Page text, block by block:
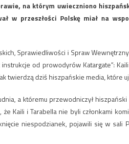
na którym uwieczniono
w przeszłości Polskę miał na
Sprawiedliwości i Spraw
od prowodyrów Katargate”:
twierdzą dziś hiszpańskie media, które
a któremu przewodniczył
Kaili i Tarabella nie byli członkami
niespodzianek, pojawili się w sali